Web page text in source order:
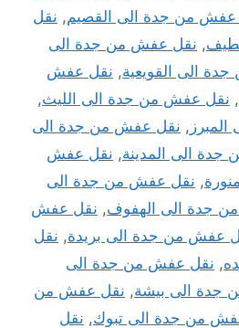
عفش من جدة الى القصيم, نقل
, نقل عفش من جدة الى
الى القويعية, نقل عفش
, نقل عفش من جدة الى الليث,
, نقل عفش من جدة الى
الى المدينة, نقل عفش
, نقل عفش من جدة الى
جدة الى الهفوف, نقل عفش
عفش من جدة الى بريدة, نقل
, نقل عفش من جدة الى
جدة الى بيشة, نقل عفش من
من جدة الى تبوك, نقل